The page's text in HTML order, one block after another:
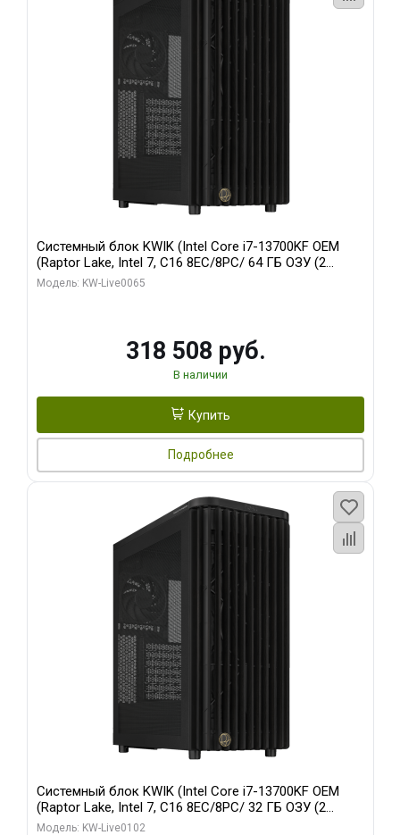
Системный блок KWIK (Intel Core i7-13700KF OEM
(Raptor Lake, Intel 7, C16 8EC/8PC/ 64 ГБ ОЗУ (2
модуля)/ ASUS RTX5080 PROART OC 16GB GDDR7
Модель: KW-Live0065
318 508 руб.
В наличии
Купить
Подробнее
Системный блок KWIK (Intel Core i7-13700KF OEM
(Raptor Lake, Intel 7, C16 8EC/8PC/ 32 ГБ ОЗУ (2
модуля)/ Afox RTX4090 24GB GDDR6X 384-Bit 3xDP
Модель: KW-Live0102